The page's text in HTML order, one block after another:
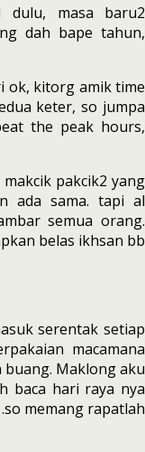
dulu, masa baru2
dah bape tahun,
ok, kitorg amik time
keter, so jumpa
the peak hours,
pakcik2 yang
ada sama. tapi al
semua orang.
belas ikhsan bb
serentak setiap
macamana
buang. Maklong aku
baca hari raya nya
memang rapatlah